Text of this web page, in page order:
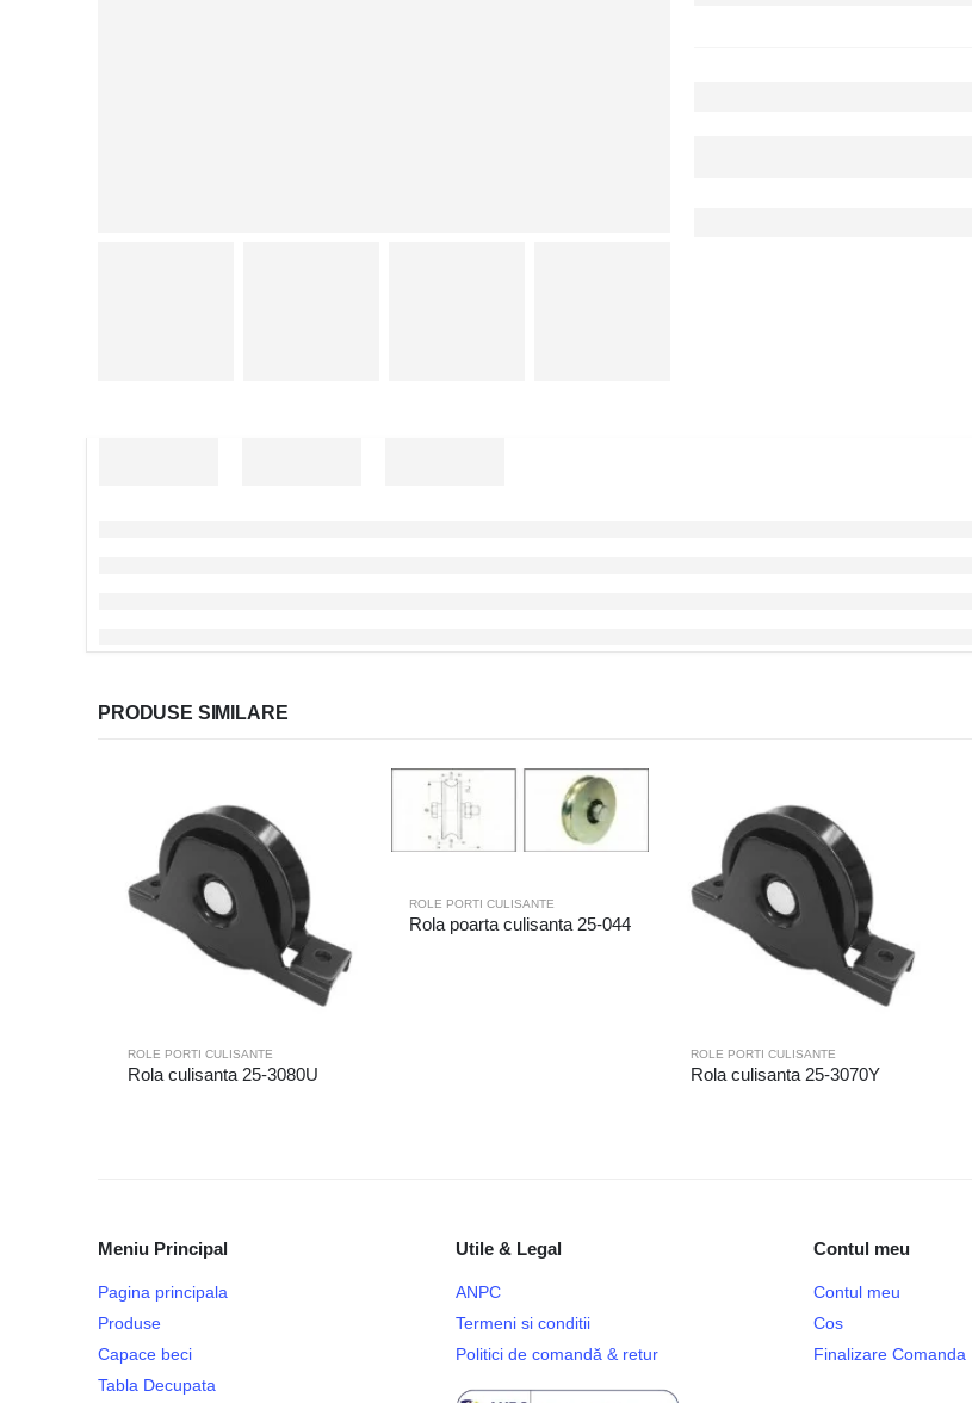
PRODUSE SIMILARE
ROLE PORTI CULISANTE
Rola culisanta 25-3080U
ROLE PORTI CULISANTE
Rola poarta culisanta 25-044
ROLE PORTI CULISANTE
Rola culisanta 25-3070Y
Meniu Principal
Pagina principala
Produse
Capace beci
Tabla Decupata
Utile & Legal
ANPC
Termeni si conditii
Politici de comandă & retur
Contul meu
Contul meu
Cos
Finalizare Comanda